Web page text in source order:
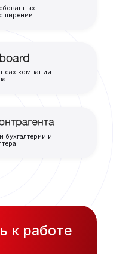
компании
бухгалтерии и
к работе